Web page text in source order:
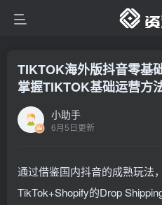
TIKTOK海外版抖音零基
掌握TIKTOK基础运营方
小助手
6月5日更新
通过借鉴国内抖音的成熟玩法
TikTok+Shopify的Drop